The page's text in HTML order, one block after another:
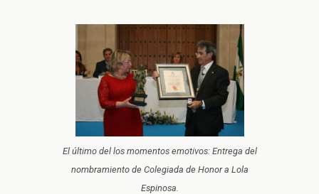
El último del los momentos emotivos: Entrega del
nombramiento de Colegiada de Honor a Lola
Espinosa.